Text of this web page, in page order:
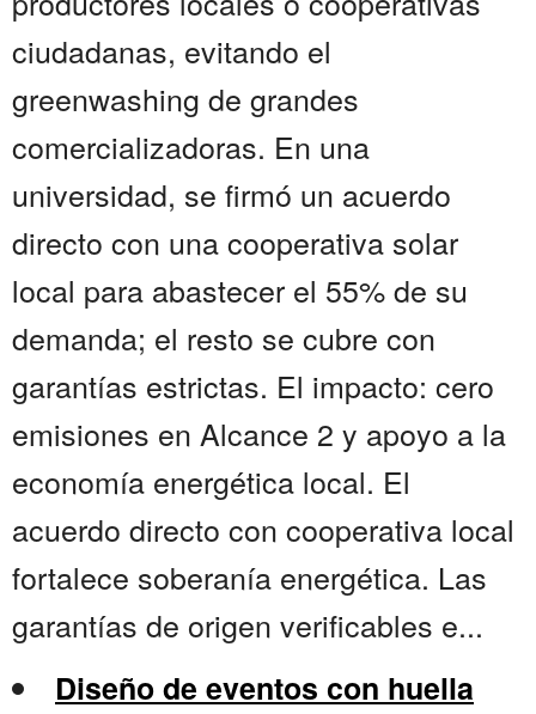
ciudadanas, evitando el
greenwashing de grandes
comercializadoras. En una
universidad, se firmó un acuerdo
directo con una cooperativa solar
local para abastecer el 55% de su
demanda; el resto se cubre con
garantías estrictas. El impacto: cero
emisiones en Alcance 2 y apoyo a la
economía energética local. El
acuerdo directo con cooperativa local
fortalece soberanía energética. Las
garantías de origen verificables e...
Diseño de eventos con huella